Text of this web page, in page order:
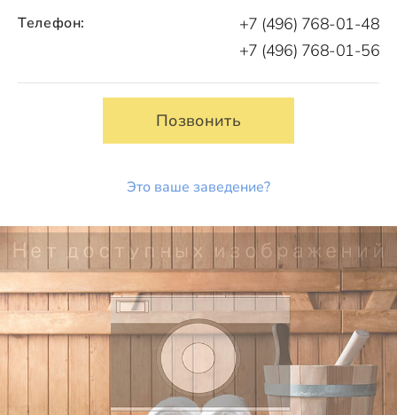
Телефон:
+7 (496) 768-01-48
+7 (496) 768-01-56
Позвонить
Это ваше заведение?